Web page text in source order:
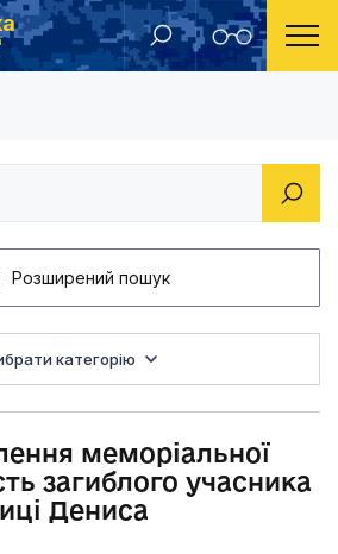
Рішення виконавчого комітету Новокаховської міської ради 2016 року Про встановлення
Розширений пошук
категорію
меморіальної
загиблого учасника
Дениса